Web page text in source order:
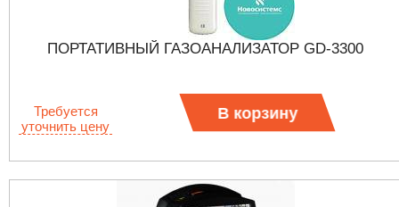
ПОРТАТИВНЫЙ ГАЗОАНАЛИЗАТОР GD-3300
Требуется
уточнить цену
В корзину